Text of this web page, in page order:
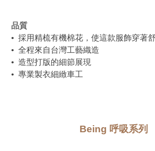
品質
•  採用精梳有機棉花，使這款服飾穿著
•  全程來自台灣工藝織造
•  造型打版的細節展現
•  專業製衣細緻車工
Being 呼吸系列